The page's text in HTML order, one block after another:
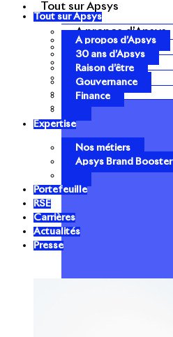
Tout sur Apsys
A propos d’Apsys
30 ans d’Apsys
Raison d’être
Gouvernance
Finance
Tout sur Apsys
A propos d’Apsys
30 ans d’Apsys
Raison d’être
Gouvernance
Finance
Expertise
Nos métiers
Apsys Brand Booster
Portefeuille
RSE
Carrières
Actualités
Presse